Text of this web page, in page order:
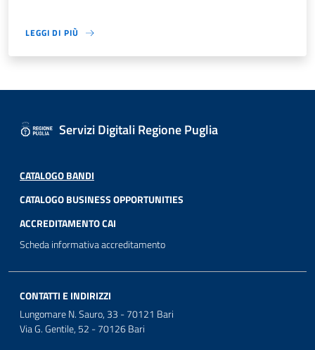
LEGGI DI PIÙ
Servizi Digitali Regione Puglia
CATALOGO BANDI
CATALOGO BUSINESS OPPORTUNITIES
ACCREDITAMENTO CAI
Scheda informativa accreditamento
CONTATTI E INDIRIZZI
Lungomare N. Sauro, 33 - 70121 Bari
Via G. Gentile, 52 - 70126 Bari